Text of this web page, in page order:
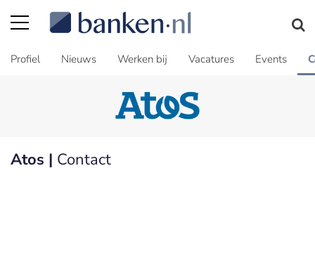
Profiel Nieuws Werken bij Vacatures Events
Atos | Contact